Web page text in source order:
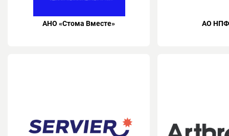
АНО «Стома Вместе» АО